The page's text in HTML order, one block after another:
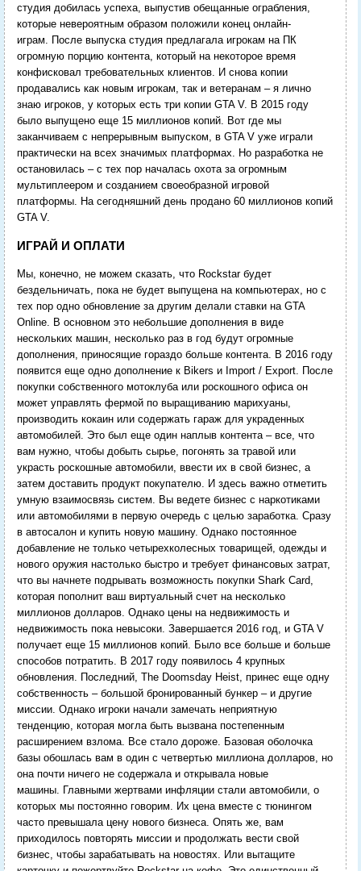
студия добилась успеха, выпустив обещанные ограбления,
которые невероятным образом положили конец онлайн-
играм. После выпуска студия предлагала игрокам на ПК
огромную порцию контента, который на некоторое время
конфисковал требовательных клиентов. И снова копии
продавались как новым игрокам, так и ветеранам – я лично
знаю игроков, у которых есть три копии GTA V. В 2015 году
было выпущено еще 15 миллионов копий. Вот где мы
заканчиваем с непрерывным выпуском, в GTA V уже играли
практически на всех значимых платформах. Но разработка не
остановилась – с тех пор началась охота за огромным
мультиплеером и созданием своеобразной игровой
платформы. На сегодняшний день продано 60 миллионов копий
GTA V.
ИГРАЙ И ОПЛАТИ
Мы, конечно, не можем сказать, что Rockstar будет
бездельничать, пока не будет выпущена на компьютерах, но с
тех пор одно обновление за другим делали ставки на GTA
Online. В основном это небольшие дополнения в виде
нескольких машин, несколько раз в год будут огромные
дополнения, приносящие гораздо больше контента. В 2016 году
появится еще одно дополнение к Bikers и Import / Export. После
покупки собственного мотоклуба или роскошного офиса он
может управлять фермой по выращиванию марихуаны,
производить кокаин или содержать гараж для украденных
автомобилей. Это был еще один наплыв контента – все, что
вам нужно, чтобы добыть сырье, погонять за травой или
украсть роскошные автомобили, ввести их в свой бизнес, а
затем доставить продукт покупателю. И здесь важно отметить
умную взаимосвязь систем. Вы ведете бизнес с наркотиками
или автомобилями в первую очередь с целью заработка. Сразу
в автосалон и купить новую машину. Однако постоянное
добавление не только четырехколесных товарищей, одежды и
нового оружия настолько быстро и требует финансовых затрат,
что вы начнете подрывать возможность покупки Shark Card,
которая пополнит ваш виртуальный счет на несколько
миллионов долларов. Однако цены на недвижимость и
недвижимость пока невысоки. Завершается 2016 год, и GTA V
получает еще 15 миллионов копий. Было все больше и больше
способов потратить. В 2017 году появилось 4 крупных
обновления. Последний, The Doomsday Heist, принес еще одну
собственность – большой бронированный бункер – и другие
миссии. Однако игроки начали замечать неприятную
тенденцию, которая могла быть вызвана постепенным
расширением взлома. Все стало дороже. Базовая оболочка
базы обошлась вам в один с четвертью миллиона долларов, но
она почти ничего не содержала и открывала новые
машины. Главными жертвами инфляции стали автомобили, о
которых мы постоянно говорим. Их цена вместе с тюнингом
часто превышала цену нового бизнеса. Опять же, вам
приходилось повторять миссии и продолжать вести свой
бизнес, чтобы зарабатывать на новостях. Или вытащите